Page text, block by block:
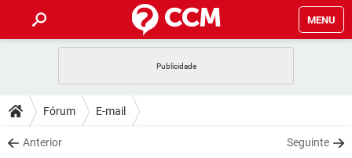
MENU
CELULAR
OUTLOOK
DICAS
JOGOS
DOWNLOADS
Fórum E-mail
Anterior Seguinte